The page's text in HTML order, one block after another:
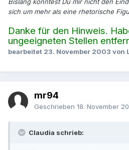
Bislang konntest Du mir nicht den
sich um mehr als eine rhetorische
Danke für den Hinweis.
ungeeigneten Stellen
bearbeitet 23. November 2003 von
mr94
Geschrieben 18. November
Claudia schrieb: